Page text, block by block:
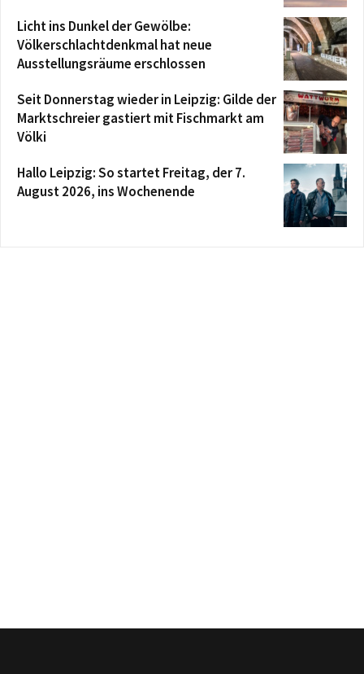
Licht ins Dunkel der Gewölbe:
Völkerschlachtdenkmal hat neue
Ausstellungsräume erschlossen
Seit Donnerstag wieder in Leipzig: Gilde der
Marktschreier gastiert mit Fischmarkt am
Völki
Hallo Leipzig: So startet Freitag, der 7.
August 2026, ins Wochenende